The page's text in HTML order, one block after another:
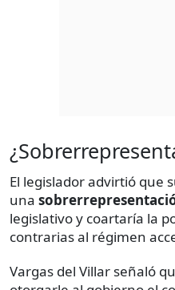
El legislador advirtió que
una
legislativo y coartaría la
contrarias al régimen
Vargas del Villar señaló